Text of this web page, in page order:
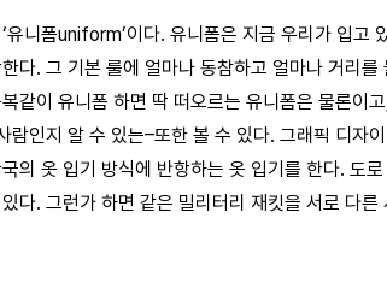
니폼uniform’이다. 유니폼은 지금 우리가 입고
다. 그 기본 룰에 얼마나 동참하고 얼마나 거리를
같이 유니폼 하면 딱 떠오르는 유니폼은 물론이
람인지 알 수 있는–또한 볼 수 있다. 그래픽 디자
의 옷 입기 방식에 반항하는 옷 입기를 한다. 도
다. 그런가 하면 같은 밀리터리 재킷을 서로 다